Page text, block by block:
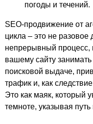
погоды и течений.
SEO-продвижение от
цикла – это не разовое
непрерывный процесс,
вашему сайту
поисковой выдаче,
трафик и, как
Это как маяк, который
темноте, указывая